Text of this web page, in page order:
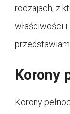
rodzajach, z
właściwości i
Korony
Korony